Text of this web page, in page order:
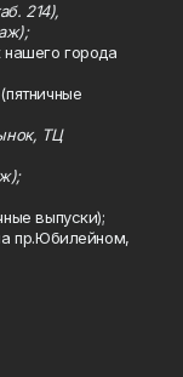
214),
нашего города
ТЦ
выпуски);
пр.Юбилейном,